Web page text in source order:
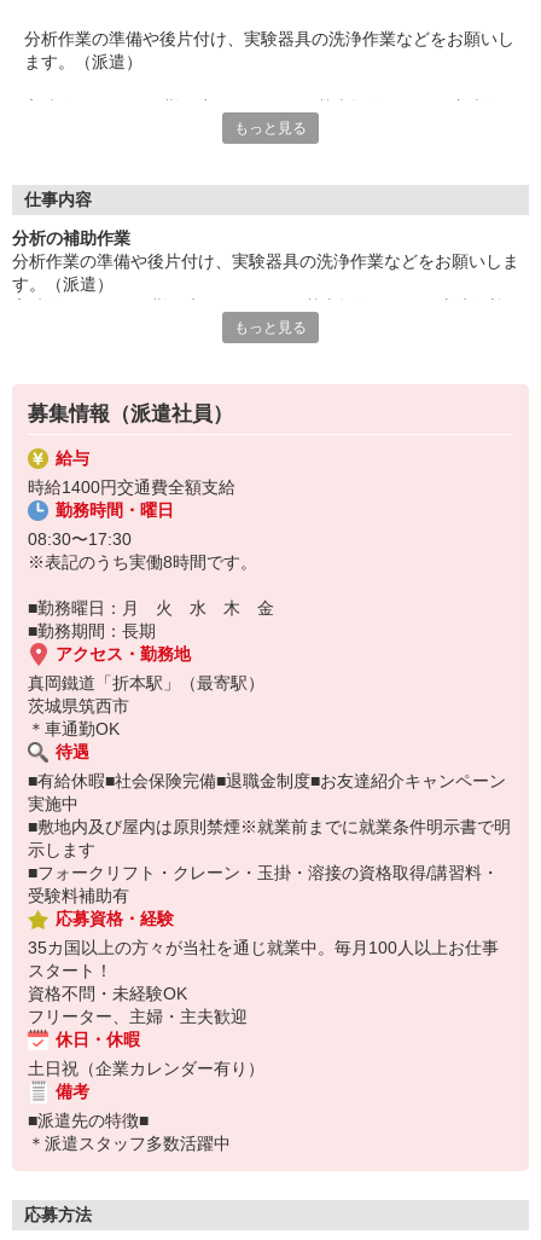
分析作業の準備や後片付け、実験器具の洗浄作業などをお願いし
ます。（派遣）
迎です！充実の研修で安心。
給与即払いサービスは就業状況によって利用できないケースがご
『テクノ・サービス』は、派遣業界大手スタッフサービスグルー
プです。
全国にあるお仕事の中から、一人ひとりのスキルや希望条件に応
じたお仕事をご案内します。
登録方法は、【オンライン】【電話】【登録会来場】の3つから
選べます♪
★★履歴書・証明写真は不要！★★
また、ご登録済の方はお仕事の紹介がスムーズです。
ご応募お待ちしています。
もっと見る
仕事内容
分析の補助作業
分析作業の準備や後片付け、実験器具の洗浄作業などをお願いしま
す。（派遣）
もっと見る
募集情報（派遣社員）
給与
時給1400円交通費全額支給
勤務時間・曜日
08:30〜17:30
※表記のうち実働8時間です。
■勤務曜日：月 火 水 木 金
■勤務期間：長期
アクセス・勤務地
真岡鐵道「折本駅」（最寄駅）
茨城県筑西市
＊車通勤OK
待遇
■有給休暇■社会保険完備■退職金制度■お友達紹介キャンペーン
実施中
■敷地内及び屋内は原則禁煙※就業前までに就業条件明示書で明
示します
■フォークリフト・クレーン・玉掛・溶接の資格取得/講習料・
受験料補助有
応募資格・経験
35カ国以上の方々が当社を通じ就業中。毎月100人以上お仕事
スタート！
資格不問・未経験OK
フリーター、主婦・主夫歓迎
休日・休暇
土日祝（企業カレンダー有り）
備考
■派遣先の特徴■
＊派遣スタッフ多数活躍中
応募方法